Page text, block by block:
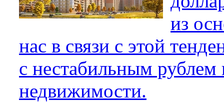
из
нас в связи с этой
с нестабильным
недвижимости.